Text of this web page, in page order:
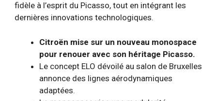
fidèle à l’esprit du Picasso, tout en intégrant les
dernières innovations technologiques.
Citroën mise sur un nouveau monospace
pour renouer avec son héritage Picasso.
Le concept ELO dévoilé au salon de Bruxelles
annonce des lignes aérodynamiques
adaptées.